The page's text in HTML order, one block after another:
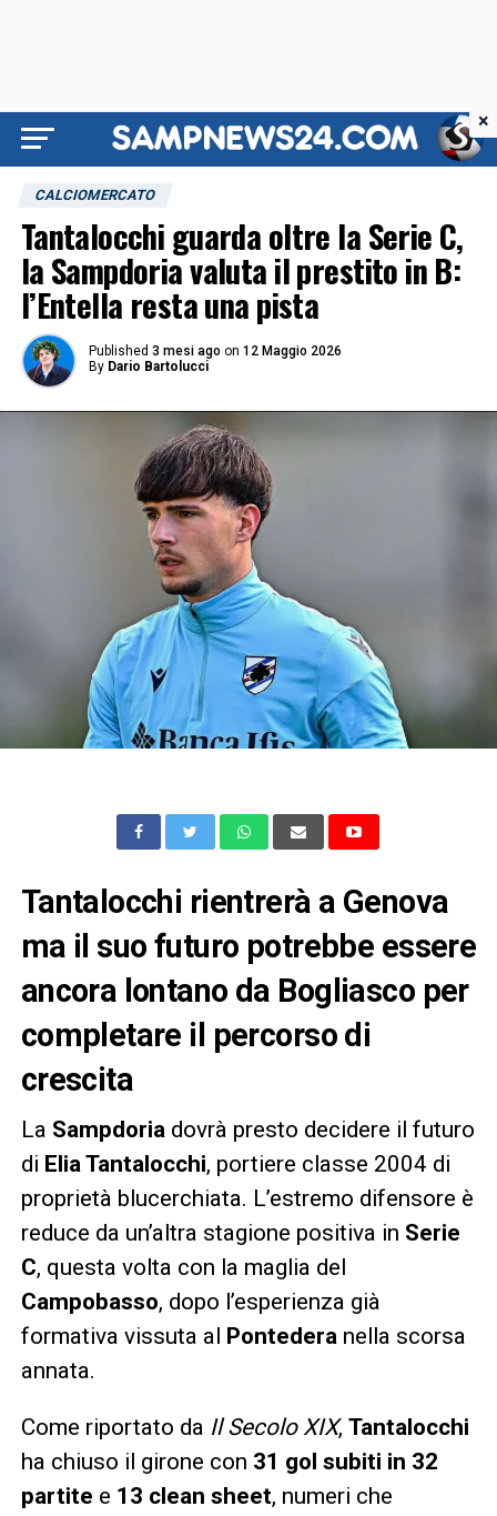
CALCIOMERCATO
Tantalocchi guarda oltre la Serie C,
la Sampdoria valuta il prestito in B:
l’Entella resta una pista
Published 3 mesi ago on 12 Maggio 2026
By Dario Bartolucci
Tantalocchi rientrerà a Genova
ma il suo futuro potrebbe essere
ancora lontano da Bogliasco per
completare il percorso di
crescita
La Sampdoriadovrà presto decidere il futuro
di Elia Tantalocchi, portiere classe 2004 di
proprietà blucerchiata. L’estremo difensore è
reduce da un’altra stagione positiva in Serie
C, questa volta con la maglia del
Campobasso, dopo l’esperienza già
formativa vissuta al
Pontederanella scorsa
annata.
Come riportato da Il Secolo XIX, Tantalocchi
ha chiuso il girone con 31 gol subiti in 32
partite e 13 clean sheet, numeri che
×